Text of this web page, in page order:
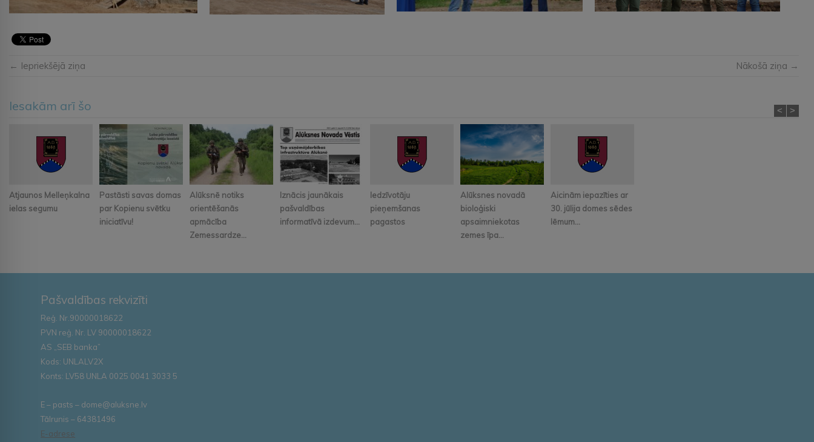
← Iepriekšējā ziņa Nākošā ziņa →
Iesakām arī šo
Atjaunos Melleņkalna
ielas segumu
Pastāsti savas domas
par Kopienu svētku
iniciatīvu!
Alūksnē notiks
orientēšanās
apmācība
Zemessardze...
Iznācis jaunākais
pašvaldības
informatīvā izdevum...
Iedzīvotāju
pieņemšanas
pagastos
Alūksnes novadā
bioloģiski
apsaimniekotas
zemes īpa...
Aicinām iepazīties ar
30. jūlija domes sēdes
lēmum...
< >
Pašvaldības rekvizīti
Reģ. Nr.90000018622
PVN reģ. Nr. LV 90000018622
AS „SEB banka”
Kods: UNLALV2X
Konts: LV58 UNLA 0025 0041 3033 5
E – pasts – dome@aluksne.lv
Tālrunis – 64381496
E-adrese